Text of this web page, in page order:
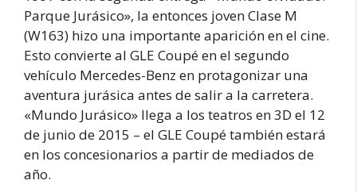
Parque Jurásico», la entonces joven Clase M
(W163) hizo una importante aparición en el cine.
Esto convierte al GLE Coupé en el segundo
vehículo Mercedes-Benz en protagonizar una
aventura jurásica antes de salir a la carretera.
«Mundo Jurásico» llega a los teatros en 3D el 12
de junio de 2015 – el GLE Coupé también estará
en los concesionarios a partir de mediados de
año.